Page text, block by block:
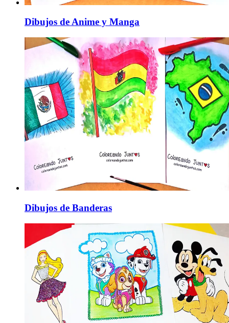
Dibujos de Anime y Manga
Dibujos de Banderas